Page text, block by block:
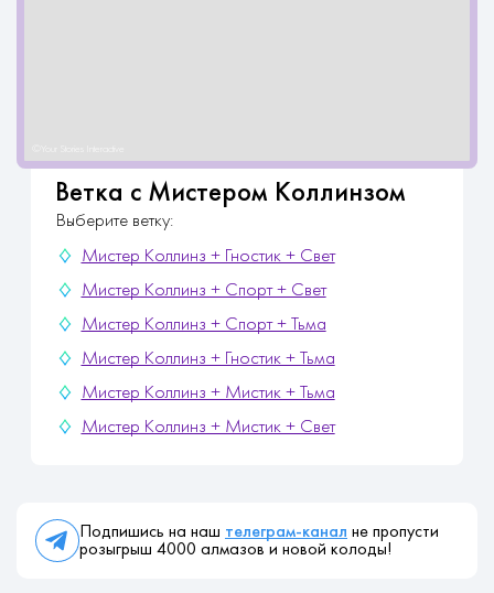
Ветка с Мистером Коллинзом
Выберите ветку:
Мистер Коллинз + Гностик + Свет
Мистер Коллинз + Спорт + Свет
Мистер Коллинз + Спорт + Тьма
Мистер Коллинз + Гностик + Тьма
Мистер Коллинз + Мистик + Тьма
Мистер Коллинз + Мистик + Свет
Подпишись на наш телеграм-канал не пропусти
розыгрыш 4000 алмазов и новой колоды!